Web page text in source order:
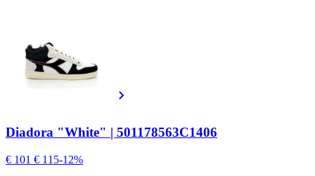
Diadora "White" | 501178563C1406
€ 101 € 115-12%